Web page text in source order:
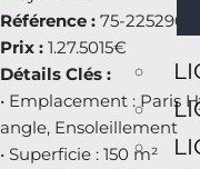
Référence : 75-225290
Prix : 1.27.5015€
Détails Clés :
• Emplacement : Paris
angle, Ensoleillement
• Superficie : 150 m²